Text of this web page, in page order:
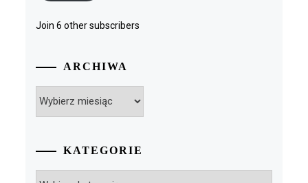
Join 6 other subscribers
ARCHIWA
KATEGORIE